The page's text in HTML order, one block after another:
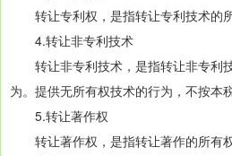
转让专利权，是指转让专利技术的所
4.转让非专利技术
转让非专利技术，是指转让非专利
为。提供无所有权技术的行为，不按本
5.转让著作权
转让著作权，是指转让著作的所有